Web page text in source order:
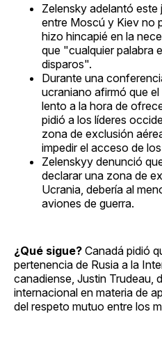
Zelensky adelantó este
entre Moscú y Kiev no
hizo hincapié en la
que "cualquier palabra
disparos".
Durante una
ucraniano afirmó que
lento a la hora de
pidió a los líderes
zona de exclusión
impedir el acceso de
Zelenskyy denunció
declarar una zona de
Ucrania, debería al
aviones de guerra.
¿Qué sigue? Canadá pidió
pertenencia de Rusia a la
canadiense, Justin Trudeau,
internacional en materia de
del respeto mutuo entre los